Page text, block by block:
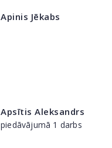
Apinis Jēkabs
Apsītis Aleksandrs
piedāvājumā 1 darbs